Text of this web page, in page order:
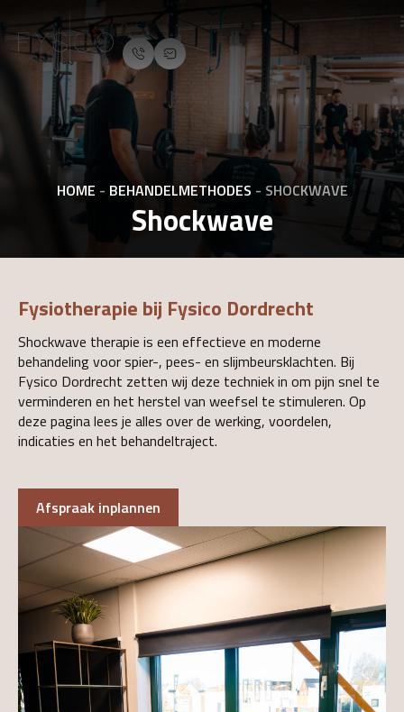
HOME - BEHANDELMETHODES - SHOCKWAVE
Shockwave
Fysiotherapie bij Fysico Dordrecht
Shockwave therapie is een effectieve en moderne
behandeling voor spier-, pees- en slijmbeursklachten. Bij
Fysico Dordrecht zetten wij deze techniek in om pijn snel te
verminderen en het herstel van weefsel te stimuleren. Op
deze pagina lees je alles over de werking, voordelen,
indicaties en het behandeltraject.
Afspraak inplannen